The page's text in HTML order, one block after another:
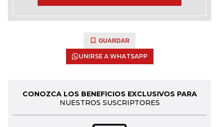
GUARDAR
UNIRSE A WHATSAPP
CONOZCA LOS BENEFICIOS EXCLUSIVOS PARA
NUESTROS SUSCRIPTORES